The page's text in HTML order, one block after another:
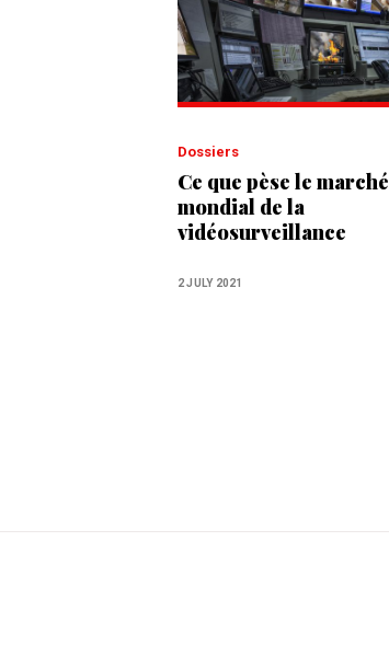
Dossiers
Ce que pèse le marché
mondial de la
vidéosurveillance
2 JULY 2021